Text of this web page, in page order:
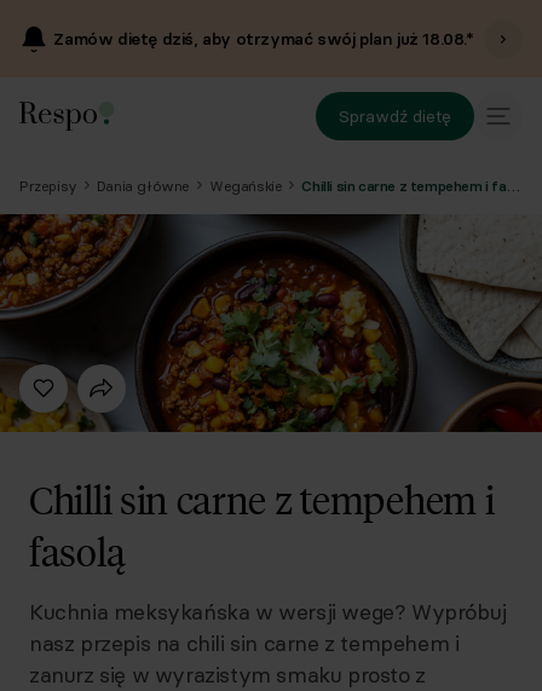
Zamów dietę dziś, aby otrzymać swój plan już18.08.*
Sprawdź dietę
Przepisy Dania główne Wegańskie
Chilli sin carne z tempehem i
fasolą
Kuchnia meksykańska w wersji wege? Wypróbuj
nasz przepis na chili sin carne z tempehem i
zanurz się w wyrazistym smaku prosto z